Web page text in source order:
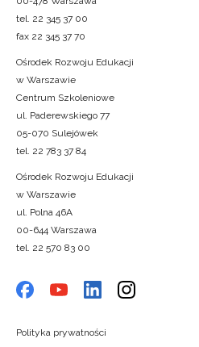
tel. 22 345 37 00
fax 22 345 37 70
Ośrodek Rozwoju Edukacji
w Warszawie
Centrum Szkoleniowe
ul. Paderewskiego 77
05-070 Sulejówek
tel. 22 783 37 84
Ośrodek Rozwoju Edukacji
w Warszawie
ul. Polna 46A
00-644 Warszawa
tel. 22 570 83 00
Polityka prywatności